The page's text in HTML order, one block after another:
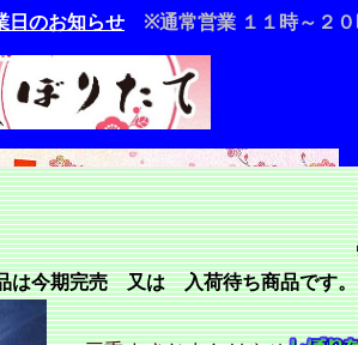
は今期完売 又は 入荷待ち商品です。